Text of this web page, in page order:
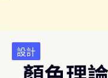
設計